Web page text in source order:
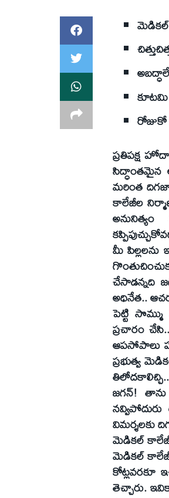
కూటమి
రోజుకో
ప్రతిపక్ష
సిద్ధాంతమైన
మరింత
కాలేజీల
మీ పిల్లలను
చేసాడన్నది
అధినేత..
పెట్టి
ప్రచారం
ఆపసోపాలు
ప్రభుత్వ
జగన్‌! తాను
విమర్శలకు
మెడికల్‌
మెడికల్‌
కోట్లవరకూ
తెచ్చారు.